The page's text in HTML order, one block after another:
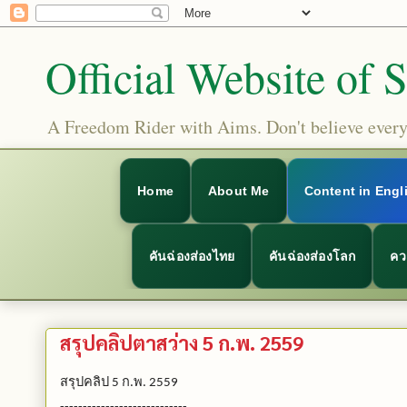
Official Website of
A Freedom Rider with Aims. Don't believe
Home About Me Content in
คันฉ่องส่องไทย คันฉ่องส่องโลก ค
สรุปคลิปตาสว่าง 5 ก.พ. 2559
สรุปคลิป 5 ก.พ. 2559